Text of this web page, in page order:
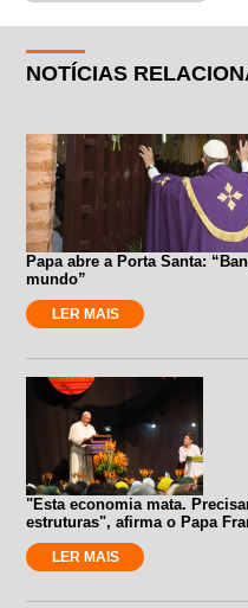
NOTÍCIAS
Papa abre a Porta Santa:
mundo”
LER MAIS
"Esta economia mata.
estruturas", afirma o Papa
LER MAIS